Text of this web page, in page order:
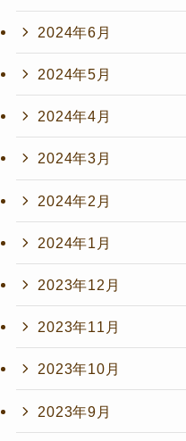
2024年6月
2024年5月
2024年4月
2024年3月
2024年2月
2024年1月
2023年12月
2023年11月
2023年10月
2023年9月